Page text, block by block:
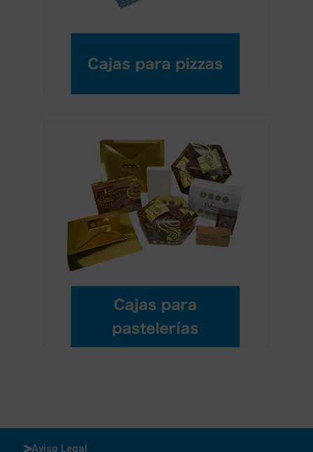
Aviso Legal